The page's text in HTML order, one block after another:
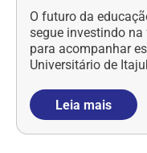
O futuro da
segue investindo
para acompanhar
Universitário de
Leia mais